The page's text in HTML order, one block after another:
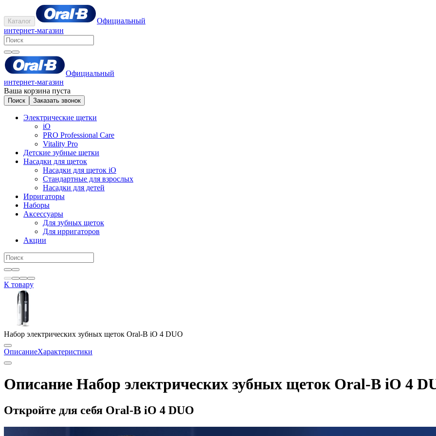
Каталог
Официальный
интернет-магазин
Официальный
интернет-магазин
Ваша корзина пуста
Поиск Заказать звонок
Электрические щетки
iO
PRO Professional Care
Vitality Pro
Детские зубные щетки
Насадки для щеток
Насадки для щеток iO
Стандартные для взрослых
Насадки для детей
Ирригаторы
Наборы
Аксессуары
Для зубных щеток
Для ирригаторов
Акции
К товару
Набор электрических зубных щеток Oral-B iO 4 DUO
ОписаниеХарактеристики
Описание Набор электрических зубных щеток Oral-B iO 4
Откройте для себя Oral-B iO 4 DUO